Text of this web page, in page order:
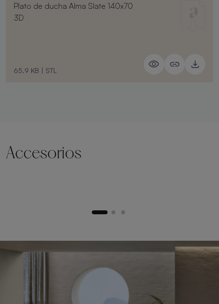
Plato de ducha Alma Slate 140x70
3D
65.9 KB | STL
Accesorios